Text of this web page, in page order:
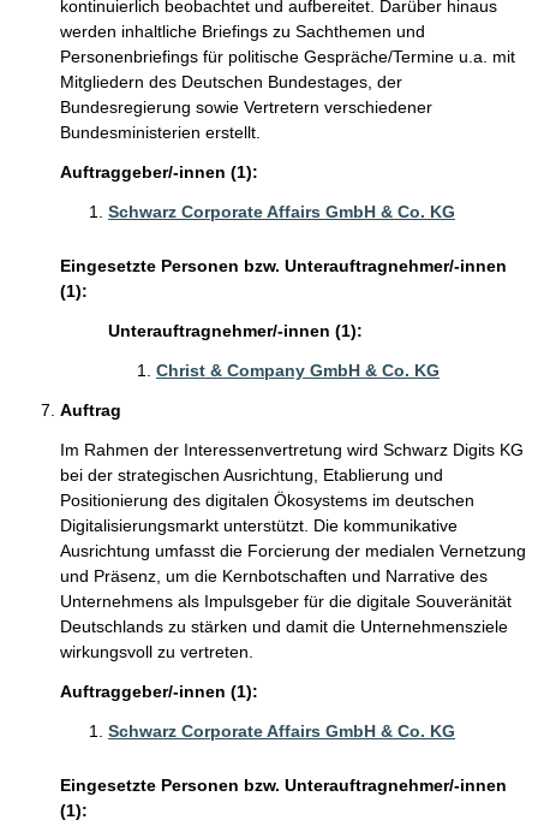
kontinuierlich beobachtet und aufbereitet. Darüber hinaus
werden inhaltliche Briefings zu Sachthemen und
Personenbriefings für politische Gespräche/Termine u.a. mit
Mitgliedern des Deutschen Bundestages, der
Bundesregierung sowie Vertretern verschiedener
Bundesministerien erstellt.
Auftraggeber/-innen (1):
Schwarz Corporate Affairs GmbH & Co. KG
Eingesetzte Personen bzw. Unterauftragnehmer/-innen
(1):
Unterauftragnehmer/-innen (1):
Christ & Company GmbH & Co. KG
Auftrag
Im Rahmen der Interessenvertretung wird Schwarz Digits KG
bei der strategischen Ausrichtung, Etablierung und
Positionierung des digitalen Ökosystems im deutschen
Digitalisierungsmarkt unterstützt. Die kommunikative
Ausrichtung umfasst die Forcierung der medialen Vernetzung
und Präsenz, um die Kernbotschaften und Narrative des
Unternehmens als Impulsgeber für die digitale Souveränität
Deutschlands zu stärken und damit die Unternehmensziele
wirkungsvoll zu vertreten.
Auftraggeber/-innen (1):
Schwarz Corporate Affairs GmbH & Co. KG
Eingesetzte Personen bzw. Unterauftragnehmer/-innen
(1):